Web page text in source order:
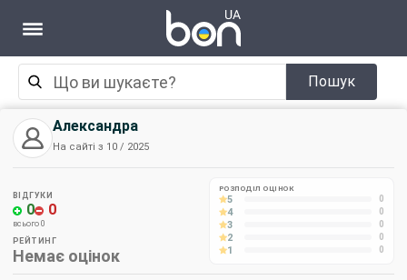
Пошук
Александра
На сайті з 10 / 2025
РЕЙТИНГ
Немає оцінок
ВІДГУКИ
0 0
всього 0
РОЗПОДІЛ ОЦІНОК
5 0
4 0
3 0
2 0
1 0